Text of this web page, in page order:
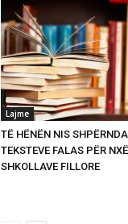
Lajme
TË HËNËN NIS
TEKSTEVE FALAS PËR
SHKOLLAVE FILLORE